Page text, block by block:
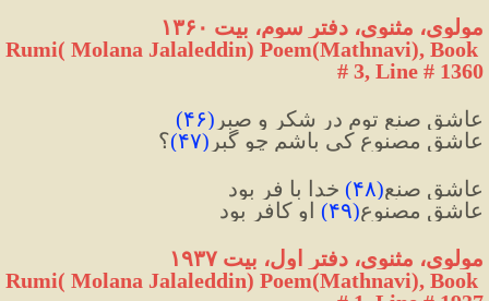
مولوی، مثنوی، دفتر سوم، بیت ۱۳۶۰
Rumi( Molana Jalaleddin) Poem(Mathnavi), Book
# 3, Line # 1360
عاشق صنع توم در شکر و صبر (۴۶)
عاشق مصنوع کی باشم چو گبر (۴۷)؟
عاشق صنع(۴۸) خدا با فر بود
عاشق مصنوع(۴۹) او کافر بود
مولوی، مثنوی، دفتر اول، بیت ۱۹۳۷
Rumi( Molana Jalaleddin) Poem(Mathnavi), Book